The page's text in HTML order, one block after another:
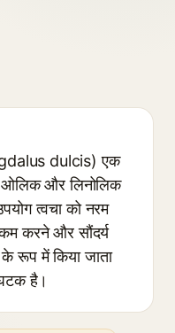
dulcis) एक
ओलिक और लिनोलिक
त्वचा को नरम
कम करने और सौंदर्य
रूप में किया जाता
है।